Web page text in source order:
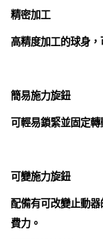
精密加工
高精度加工的球身，
簡易施力旋鈕
可輕易鎖緊並固定
可變施力旋鈕
配備有可改變止動
費力。